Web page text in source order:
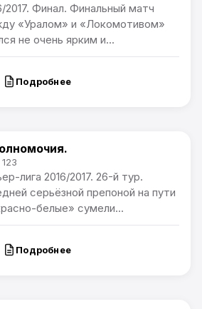
2017. Финал. Финальный матч
«Уралом» и «Локомотивом»
не очень ярким и...
Подробнее
лига 2016/2017. 26-й тур.
серьёзной препоной на пути
белые» сумели...
Подробнее